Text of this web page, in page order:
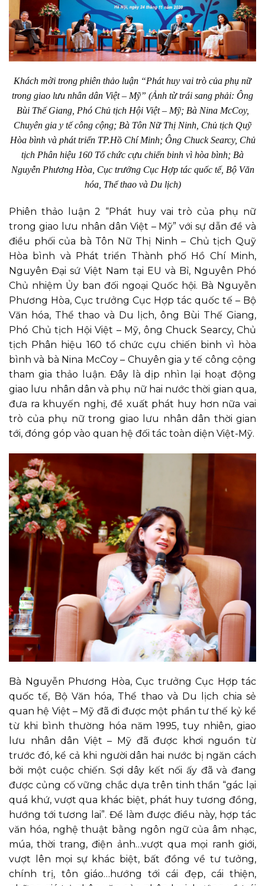
Khách mời trong phiên thảo luận “Phát huy vai trò của phụ nữ
trong giao lưu nhân dân Việt – Mỹ” (Ảnh từ trái sang phải: Ông
Bùi Thế Giang, Phó Chủ tịch Hội Việt – Mỹ; Bà Nina McCoy,
Chuyên gia y tế công cộng; Bà Tôn Nữ Thị Ninh, Chủ tịch Quỹ
Hòa bình và phát triển TP.Hồ Chí Minh; Ông Chuck Searcy, Chủ
tịch Phân hiệu 160 Tổ chức cựu chiến binh vì hòa bình; Bà
Nguyễn Phương Hòa, Cục trưởng Cục Hợp tác quốc tế, Bộ Văn
hóa, Thể thao và Du lịch)
Phiên thảo luận 2 “Phát huy vai trò của phụ nữ
trong giao lưu nhân dân Việt – Mỹ” với sự dẫn đề và
điều phối của bà Tôn Nữ Thị Ninh – Chủ tịch Quỹ
Hòa bình và Phát triển Thành phố Hồ Chí Minh,
Nguyên Đại sứ Việt Nam tại EU và Bỉ, Nguyên Phó
Chủ nhiệm Ủy ban đối ngoại Quốc hội. Bà Nguyễn
Phương Hòa, Cục trưởng Cục Hợp tác quốc tế – Bộ
Văn hóa, Thể thao và Du lịch, ông Bùi Thế Giang,
Phó Chủ tịch Hội Việt – Mỹ, ông Chuck Searcy, Chủ
tịch Phân hiệu 160 tổ chức cựu chiến binh vì hòa
bình và bà Nina McCoy – Chuyên gia y tế công cộng
tham gia thảo luận. Đây là dịp nhìn lại hoạt động
giao lưu nhân dân và phụ nữ hai nước thời gian qua,
đưa ra khuyến nghị, đề xuất phát huy hơn nữa vai
trò của phụ nữ trong giao lưu nhân dân thời gian
tới, đóng góp vào quan hệ đối tác toàn diện Việt-Mỹ.
Bà Nguyễn Phương Hòa, Cục trưởng Cục Hợp tác
quốc tế, Bộ Văn hóa, Thể thao và Du lịch chia sẻ
quan hệ Việt – Mỹ đã đi được một phần tư thế kỷ kể
từ khi bình thường hóa năm 1995, tuy nhiên, giao
lưu nhân dân Việt – Mỹ đã được khơi nguồn từ
trước đó, kể cả khi người dân hai nước bị ngăn cách
bởi một cuộc chiến. Sợi dây kết nối ấy đã và đang
được củng cố vững chắc dựa trên tinh thần “gác lại
quá khứ, vượt qua khác biệt, phát huy tương đồng,
hướng tới tương lai”. Để làm được điều này, hợp tác
văn hóa, nghệ thuật bằng ngôn ngữ của âm nhạc,
múa, thời trang, điện ảnh…vượt qua mọi ranh giới,
vượt lên mọi sự khác biệt, bất đồng về tư tưởng,
chính trị, tôn giáo…hướng tới cái đẹp, cái thiện,